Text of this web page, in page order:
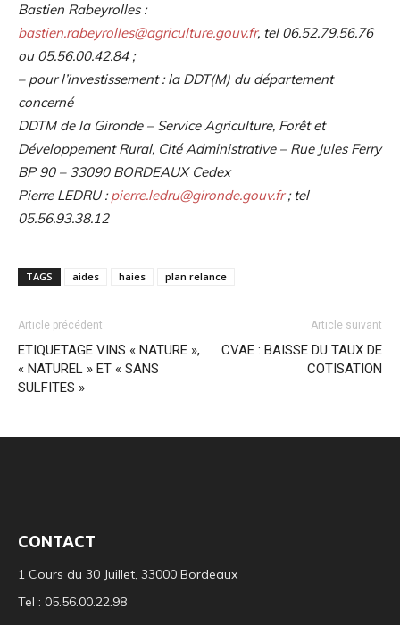
Bastien Rabeyrolles :
bastien.rabeyrolles@agriculture.gouv.fr, tel 06.52.79.56.76
ou 05.56.00.42.84 ;
– pour l’investissement : la DDT(M) du département
concerné
DDTM de la Gironde – Service Agriculture, Forêt et
Développement Rural, Cité Administrative – Rue Jules Ferry
BP 90 – 33090 BORDEAUX Cedex
Pierre LEDRU :pierre.ledru@gironde.gouv.fr; tel
05.56.93.38.12
TAGS aides haies plan relance
Article précédent
ETIQUETAGE VINS « NATURE »,
« NATUREL » ET « SANS
SULFITES »
Article suivant
CVAE : BAISSE DU TAUX DE
COTISATION
CONTACT
1 Cours du 30 Juillet, 33000 Bordeaux
Tel : 05.56.00.22.98